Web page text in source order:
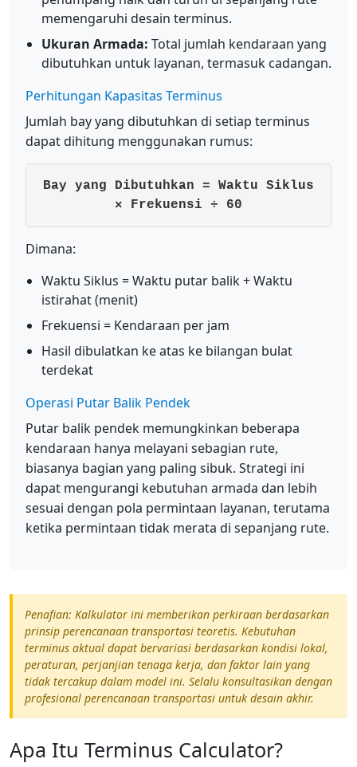
memengaruhi desain terminus.
Ukuran Armada: Total jumlah kendaraan yang
dibutuhkan untuk layanan, termasuk cadangan.
Perhitungan Kapasitas Terminus
Jumlah bay yang dibutuhkan di setiap terminus
dapat dihitung menggunakan rumus:
Bay yang Dibutuhkan = Waktu Siklus
× Frekuensi ÷ 60
Dimana:
Waktu Siklus = Waktu putar balik + Waktu
istirahat (menit)
Frekuensi = Kendaraan per jam
Hasil dibulatkan ke atas ke bilangan bulat
terdekat
Operasi Putar Balik Pendek
Putar balik pendek memungkinkan beberapa
kendaraan hanya melayani sebagian rute,
biasanya bagian yang paling sibuk. Strategi ini
dapat mengurangi kebutuhan armada dan lebih
sesuai dengan pola permintaan layanan, terutama
ketika permintaan tidak merata di sepanjang rute.
Penafian: Kalkulator ini memberikan perkiraan berdasarkan
prinsip perencanaan transportasi teoretis. Kebutuhan
terminus aktual dapat bervariasi berdasarkan kondisi lokal,
peraturan, perjanjian tenaga kerja, dan faktor lain yang
tidak tercakup dalam model ini. Selalu konsultasikan dengan
profesional perencanaan transportasi untuk desain akhir.
Apa Itu Terminus Calculator?